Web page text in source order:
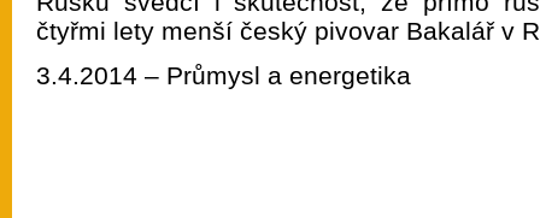
čtyřmi lety menší český pivovar Bakalář v
3.4.2014 – Průmysl a energetika